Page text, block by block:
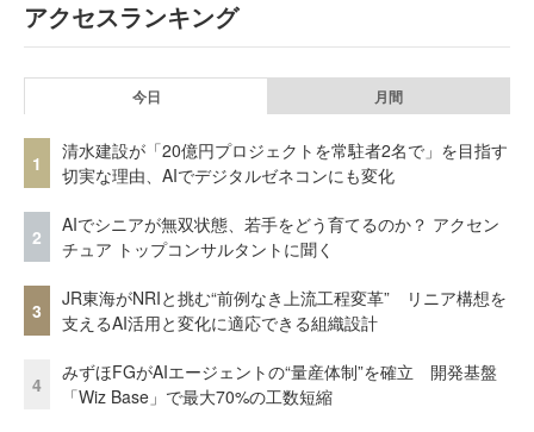
アクセスランキング
今日 月間
1
清水建設が「20億円プロジェクトを常駐者2名で」を目指す
切実な理由、AIでデジタルゼネコンにも変化
2
AIでシニアが無双状態、若手をどう育てるのか？ アクセン
チュア トップコンサルタントに聞く
3
JR東海がNRIと挑む“前例なき上流工程変革” リニア構想を
支えるAI活用と変化に適応できる組織設計
4
みずほFGがAIエージェントの“量産体制”を確立 開発基盤
「Wiz Base」で最大70%の工数短縮